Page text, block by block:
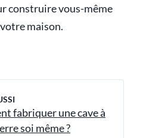
construire vous-même
maison.
fabriquer une cave à
soi même ?